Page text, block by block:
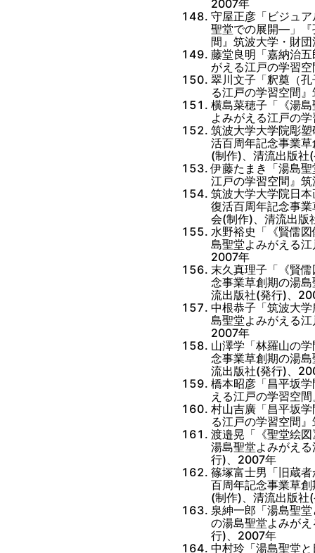
2007年
守屋正彦「ビジュ
聖堂での展開―」『
間』筑波大学・財
藤堂良明「嘉納治
がえる江戸の学習
翠川文子「釈奠（
る江戸の学習空間
横島菜穂子「《湯
よみがえる江戸の
筑波大学大学院彫
活百周年記念事業
(制作)、清流出版
伊藤たまき「湯島
江戸の学習空間』
筑波大学大学院日
復活百周年記念事
会(制作)、清流出
水野裕史「《賢儒
島聖堂よみがえる
2007年
末久真理子「《賢
念事業草創期の湯
流出版社(発行)、
中根恭子「筑波大
島聖堂よみがえる
2007年
山澤学「林羅山の
念事業草創期の湯
流出版社(発行)、
橋本昭彦「昌平坂
える江戸の学習空
村山吉廣「昌平坂
る江戸の学習空間
渡邉晃「《聖堂絵
湯島聖堂よみがえ
行)、2007年
篠塚富士男「旧蔵
百周年記念事業草
(制作)、清流出版
泉紳一郎「湯島聖
の湯島聖堂よみが
行)、2007年
中村玲「湯島聖堂